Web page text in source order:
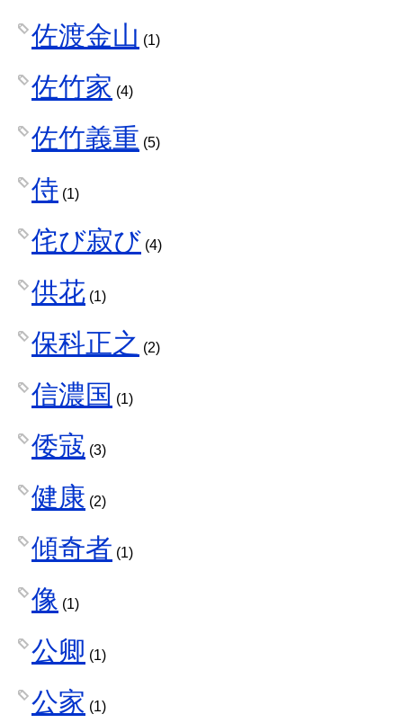
佐渡金山 (1)
佐竹家 (4)
佐竹義重 (5)
侍 (1)
侘び寂び (4)
供花 (1)
保科正之 (2)
信濃国 (1)
倭寇 (3)
健康 (2)
傾奇者 (1)
像 (1)
公卿 (1)
公家 (1)